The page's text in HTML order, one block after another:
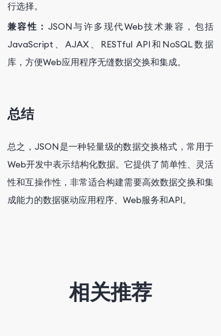
行选择。
兼容性： JSON与许多现代Web技术兼容，包括
JavaScript、AJAX、RESTful API和NoSQL数据
库，方便Web应用程序无缝数据交换和集成。
总结
总之，JSON是一种轻量级的数据交换格式，常用于
Web开发中表示结构化数据。它提供了简单性、灵活
性和互操作性，非常适合构建需要高效数据交换和集
成能力的数据驱动应用程序、Web服务和API。
相关推荐